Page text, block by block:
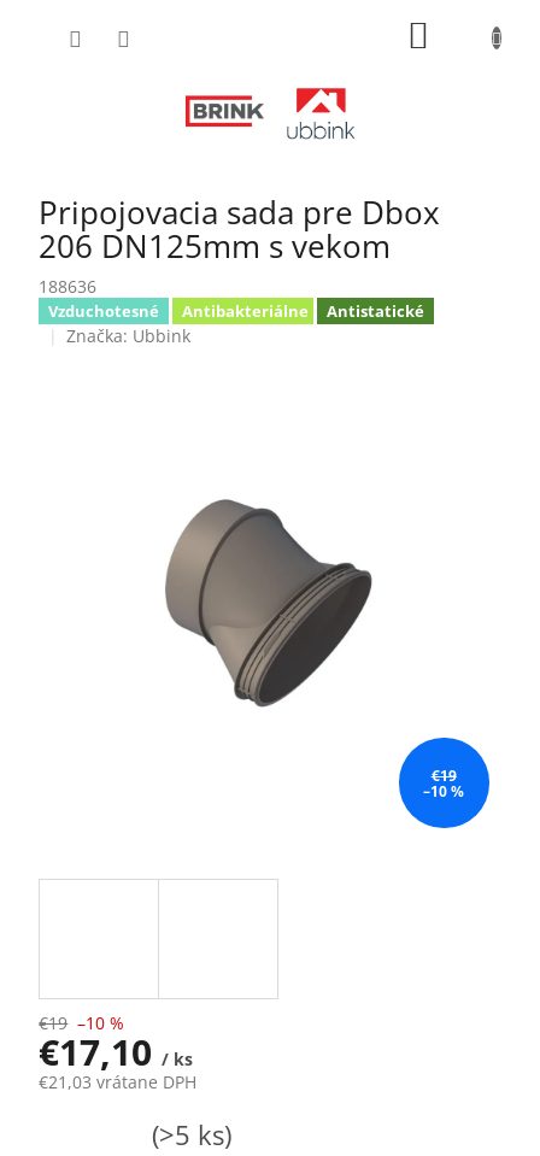
Pripojovacia sada pre Dbox
206 DN125mm s vekom
188636
Vzduchotesné Antibakteriálne Antistatické
Značka: Ubbink
€19
–10 %
€19 –10 %
€17,10/ ks
€21,03 vrátane DPH
(>5 ks)